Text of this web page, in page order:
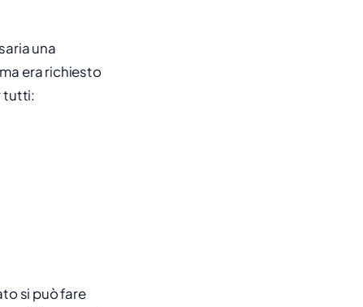
una
era richiesto
tutti:
si può fare